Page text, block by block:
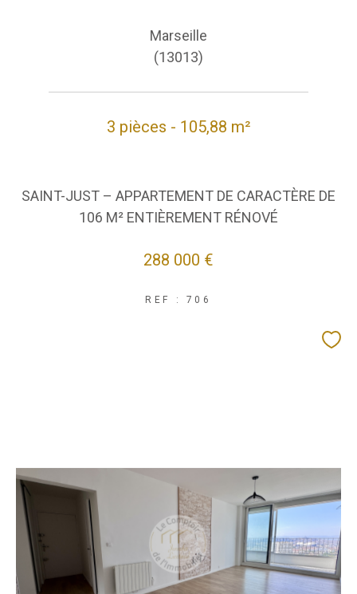
Marseille
(13013)
3 pièces - 105,88 m²
SAINT-JUST – APPARTEMENT DE CARACTÈRE DE
106 M² ENTIÈREMENT RÉNOVÉ
288 000 €
REF : 706